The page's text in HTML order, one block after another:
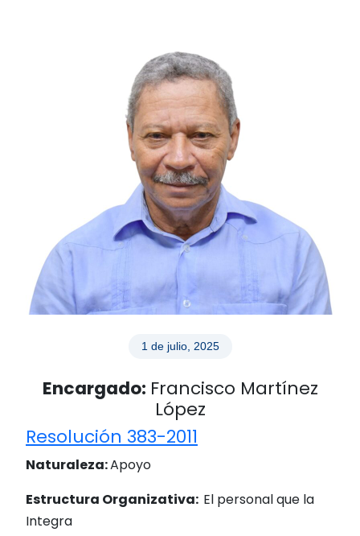
1 de julio, 2025
Encargado: Francisco Martínez
López
Resolución 383-2011
Naturaleza:Apoyo
Estructura Organizativa: El personal que la
Integra